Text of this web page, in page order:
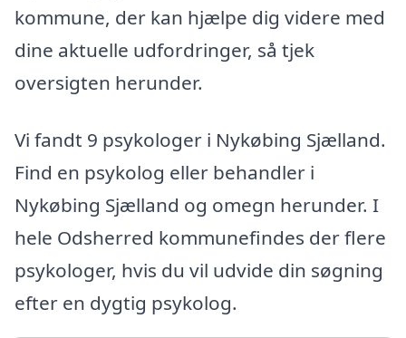
kommune, der kan hjælpe dig videre med
dine aktuelle udfordringer, så tjek
oversigten herunder.
Vi fandt 9 psykologer i Nykøbing Sjælland.
Find en psykolog eller behandler i
Nykøbing Sjælland og omegn herunder. I
hele Odsherred kommunefindes der flere
psykologer, hvis du vil udvide din søgning
efter en dygtig psykolog.